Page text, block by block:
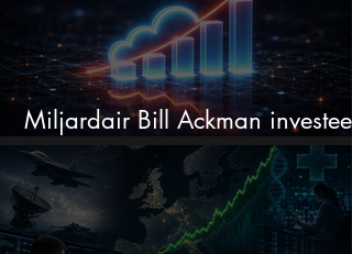
Miljardair Bill Ackman investeert
miljarden in dit techaandeel